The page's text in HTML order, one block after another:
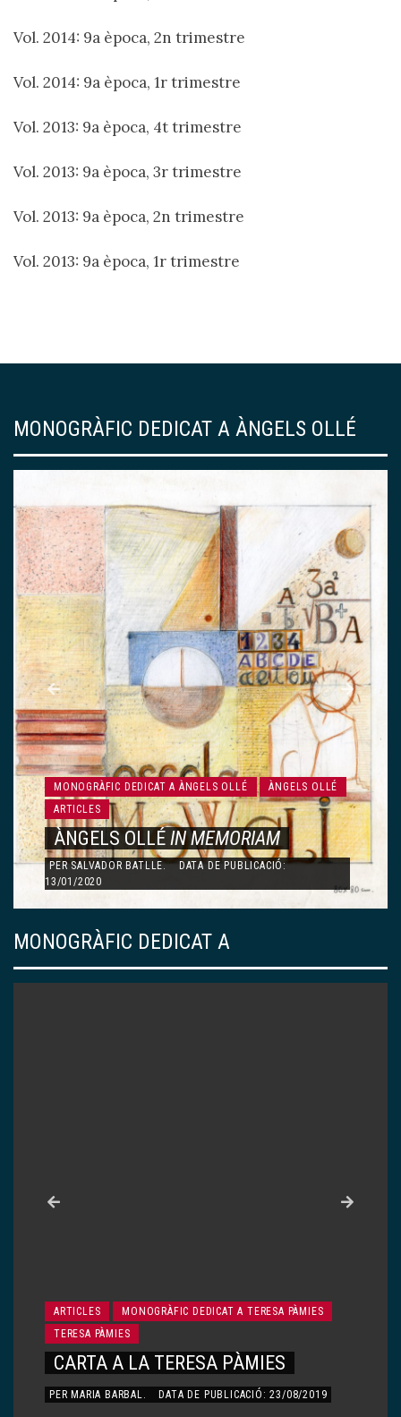
Vol. 2014: 9a època, 2n trimestre
Vol. 2014: 9a època, 1r trimestre
Vol. 2013: 9a època, 4t trimestre
Vol. 2013: 9a època, 3r trimestre
Vol. 2013: 9a època, 2n trimestre
Vol. 2013: 9a època, 1r trimestre
MONOGRÀFIC DEDICAT A ÀNGELS OLLÉ
MONOGRÀFIC DEDICAT A ÀNGELS OLLÉ
ÀNGELS OLLÉ
ARTICLES
ÀNGELS OLLÉ IN MEMORIAM
PERSALVADOR BATLLE.
DATA DE PUBLICACIÓ:
13/01/2020
MONOGRÀFIC DEDICAT A
ARTICLES
MONOGRÀFIC DEDICAT A TERESA PÀMIES
TERESA PÀMIES
CARTA A LA TERESA PÀMIES
PER MARIA BARBAL. DATA DE PUBLICACIÓ: 23/08/2019